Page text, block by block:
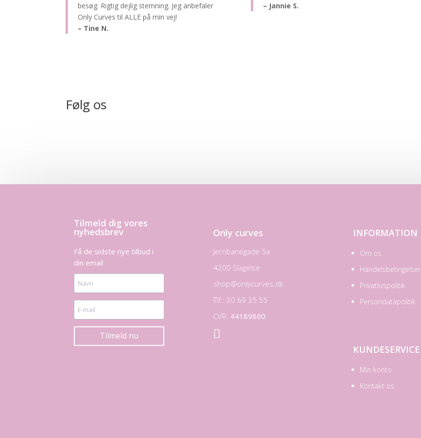
besøg. Rigtig dejlig stemning. Jeg anbefaler
Only Curves til ALLE på min vej!
– Tine N.
– Jannie S.
Følg os
Tilmeld dig vores
nyhedsbrev
Få de sidste nye tilbud i
din email
Tilmeld nu
Only curves
Jernbanegade 5a
4200 Slagelse
shop@onlycurves.dk
Tlf.: 30 69 35 55
CVR: 44189860

INFORMATION
Om os
Handelsbetingelser
Privatlivspolitik
Persondatapolitik
KUNDESERVICE
Min konto
Kontakt os